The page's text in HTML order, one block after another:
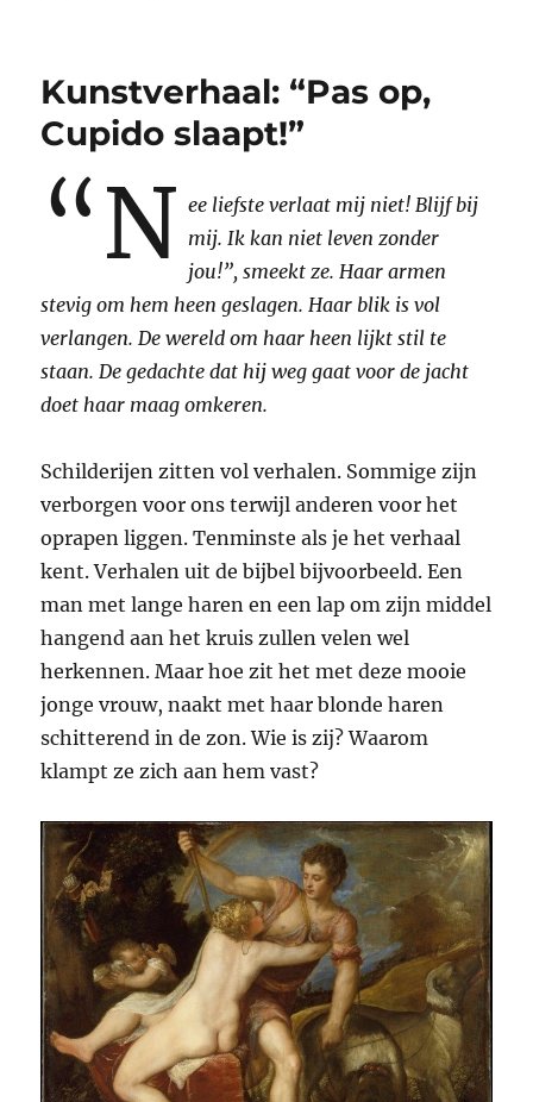
Rembrandt
zien!’
Kunstverhaal: “Pas op,
Cupido slaapt!”
“N ee liefste verlaat mij niet! Blijf bij
mij. Ik kan niet leven zonder
jou!”, smeekt ze. Haar armen
stevig om hem heen geslagen. Haar blik is vol
verlangen. De wereld om haar heen lijkt stil te
staan. De gedachte dat hij weg gaat voor de jacht
doet haar maag omkeren.
Schilderijen zitten vol verhalen. Sommige zijn
verborgen voor ons terwijl anderen voor het
oprapen liggen. Tenminste als je het verhaal
kent. Verhalen uit de bijbel bijvoorbeeld. Een
man met lange haren en een lap om zijn middel
hangend aan het kruis zullen velen wel
herkennen. Maar hoe zit het met deze mooie
jonge vrouw, naakt met haar blonde haren
schitterend in de zon. Wie is zij? Waarom
klampt ze zich aan hem vast?